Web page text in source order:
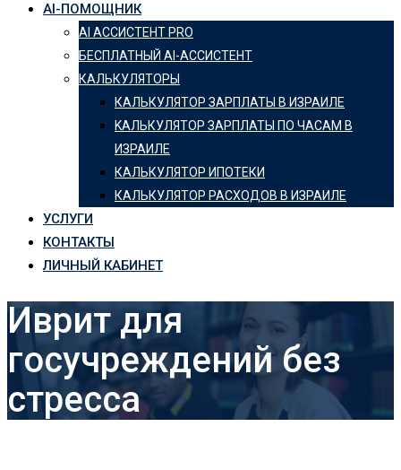
AI-ПОМОЩНИК
AI АССИСТЕНТ PRO
БЕСПЛАТНЫЙ AI-АССИСТЕНТ
КАЛЬКУЛЯТОРЫ
КАЛЬКУЛЯТОР ЗАРПЛАТЫ В ИЗРАИЛЕ
KАЛЬКУЛЯТОР ЗАРПЛАТЫ ПО ЧАСАМ В
ИЗРАИЛЕ
КАЛЬКУЛЯТОР ИПОТЕКИ
КАЛЬКУЛЯТОР РАСХОДОВ В ИЗРАИЛЕ
УСЛУГИ
КОНТАКТЫ
ЛИЧНЫЙ КАБИНЕТ
Иврит для
госучреждений без
стресса